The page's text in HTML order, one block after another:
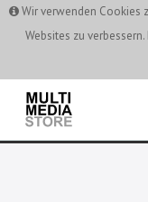
Wir verwenden Cookies
Websites zu verbessern.